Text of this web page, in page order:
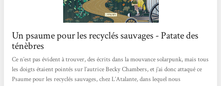
Un psaume pour les recyclés sauvages - Patate des
ténèbres
Ce n’est pas évident à trouver, des écrits dans la mouvance solarpunk, mais tous
les doigts étaient pointés sur l’autrice Becky Chambers, et j’ai donc attaqué ce
Psaume pour les recyclés sauvages, chez L’Atalante, dans lequel nous